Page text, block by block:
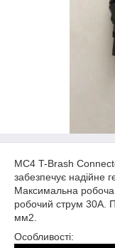
MC4 T-Brash
забезпечує надійне
Максимальна
робочий струм 30А.
мм2.
Особливості: